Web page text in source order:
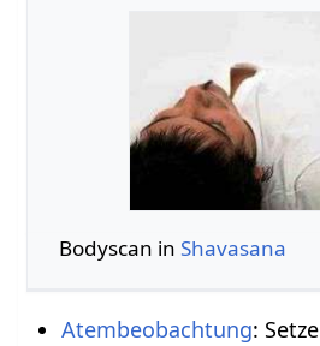
Bodyscan in Shavasana
Atembeobachtung: